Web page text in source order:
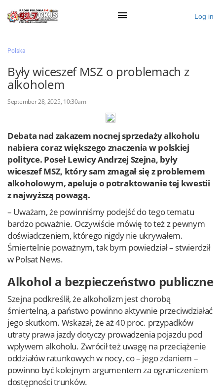
Ogłoś się
Działy
Zaloguj przez Clascal
×
Log in
Polska
Były wiceszef MSZ o problemach z
alkoholem
September 28, 2025, 10:30am
Debata nad zakazem nocnej sprzedaży alkoholu
nabiera coraz większego znaczenia w polskiej
polityce. Poseł Lewicy Andrzej Szejna, były
wiceszef MSZ, który sam zmagał się z problemem
alkoholowym, apeluje o potraktowanie tej kwestii
z najwyższą powagą.
– Uważam, że powinniśmy podejść do tego tematu
bardzo poważnie. Oczywiście mówię to też z pewnym
doświadczeniem, którego nigdy nie ukrywałem.
Śmiertelnie poważnym, tak bym powiedział – stwierdził
w Polsat News.
Alkohol a bezpieczeństwo publiczne
Szejna podkreślił, że alkoholizm jest chorobą
śmiertelną, a państwo powinno aktywnie przeciwdziałać
jego skutkom. Wskazał, że aż 40 proc. przypadków
utraty prawa jazdy dotyczy prowadzenia pojazdu pod
wpływem alkoholu. Zwrócił też uwagę na przeciążenie
oddziałów ratunkowych w nocy, co – jego zdaniem –
powinno być kolejnym argumentem za ograniczeniem
dostępności trunków.